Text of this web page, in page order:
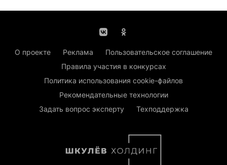
О проекте Реклама
Пользовательское соглашение
Правила участия в конкурсах
Политика использования cookie-файлов
Рекомендательные технологии
Задать вопрос эксперту
Техподдержка